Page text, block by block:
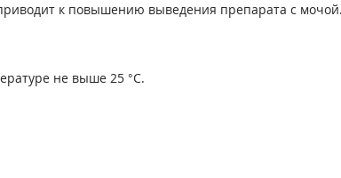
к повышению выведения препарата с
не выше 25 °С.